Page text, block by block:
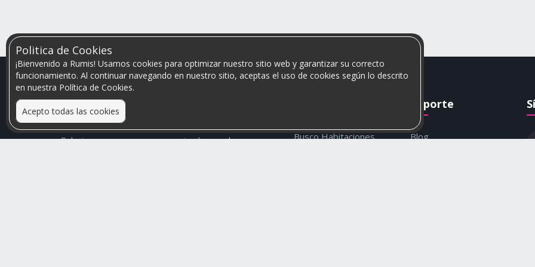
Politica de Cookies
¡Bienvenido a Rumis! Usamos cookies para optimizar nuestro sitio web y garantizar su correcto
funcionamiento. Al continuar navegando en nuestro sitio, aceptas el uso de cookies según lo descrito
en nuestra Política de Cookies.
Acepto todas las cookies
Relacionamos personas que arriendan con las que
Busco Habitaciones
Soporte
Blog